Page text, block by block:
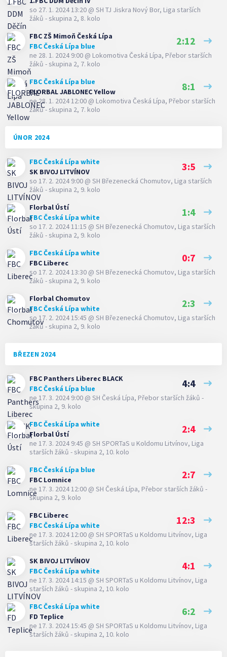
so 27. 1. 2024 13:20 @ SH TJ Jiskra Nový Bor, Liga starších
žáků - skupina 2, 8. kolo
FBC ZŠ Mimoň Česká Lípa
FBC Česká Lípa blue
2:12
ne 28. 1. 2024 9:00 @ Lokomotiva Česká Lípa, Přebor starších
žáků - skupina 2, 7. kolo
FBC Česká Lípa blue
FLORBAL JABLONEC Yellow
8:1
ne 28. 1. 2024 12:00 @ Lokomotiva Česká Lípa, Přebor starších
žáků - skupina 2, 7. kolo
ÚNOR 2024
FBC Česká Lípa white
SK BIVOJ LITVÍNOV
3:5
so 17. 2. 2024 9:00 @ SH Březenecká Chomutov, Liga starších
žáků - skupina 2, 9. kolo
Florbal Ústí
FBC Česká Lípa white
1:4
so 17. 2. 2024 11:15 @ SH Březenecká Chomutov, Liga starších
žáků - skupina 2, 9. kolo
FBC Česká Lípa white
FBC Liberec
0:7
so 17. 2. 2024 13:30 @ SH Březenecká Chomutov, Liga starších
žáků - skupina 2, 9. kolo
Florbal Chomutov
FBC Česká Lípa white
2:3
so 17. 2. 2024 15:45 @ SH Březenecká Chomutov, Liga starších
žáků - skupina 2, 9. kolo
BŘEZEN 2024
FBC Panthers Liberec BLACK
FBC Česká Lípa blue
4:4
ne 17. 3. 2024 9:00 @ SH Česká Lípa, Přebor starších žáků -
skupina 2, 9. kolo
FBC Česká Lípa white
Florbal Ústí
2:4
ne 17. 3. 2024 9:45 @ SH SPORTaS u Koldomu Litvínov, Liga
starších žáků - skupina 2, 10. kolo
FBC Česká Lípa blue
FBC Lomnice
2:7
ne 17. 3. 2024 12:00 @ SH Česká Lípa, Přebor starších žáků -
skupina 2, 9. kolo
FBC Liberec
FBC Česká Lípa white
12:3
ne 17. 3. 2024 12:00 @ SH SPORTaS u Koldomu Litvínov, Liga
starších žáků - skupina 2, 10. kolo
SK BIVOJ LITVÍNOV
FBC Česká Lípa white
4:1
ne 17. 3. 2024 14:15 @ SH SPORTaS u Koldomu Litvínov, Liga
starších žáků - skupina 2, 10. kolo
FBC Česká Lípa white
FD Teplice
6:2
ne 17. 3. 2024 15:45 @ SH SPORTaS u Koldomu Litvínov, Liga
starších žáků - skupina 2, 10. kolo